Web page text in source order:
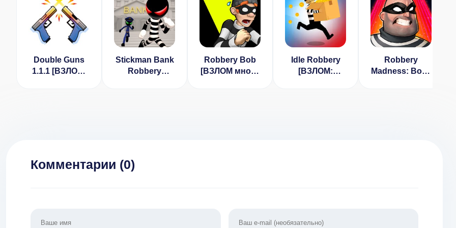
Double Guns
1.1.1 [ВЗЛОМ:
Stickman Bank
Robbery
Robbery Bob
[ВЗЛОМ много
Idle Robbery
[ВЗЛОМ:
Robbery
Madness: Вор -
Комментарии (0)